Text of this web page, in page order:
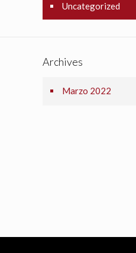
Uncategorized
Archives
Marzo 2022